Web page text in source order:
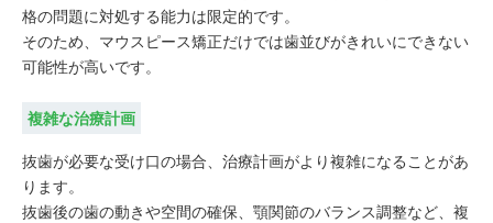
格の問題に対処する能力は限定的です。
そのため、マウスピース矯正だけでは歯並びがきれいにできない
可能性が高いです。
複雑な治療計画
抜歯が必要な受け口の場合、治療計画がより複雑になることがあ
ります。
抜歯後の歯の動きや空間の確保、顎関節のバランス調整など、複